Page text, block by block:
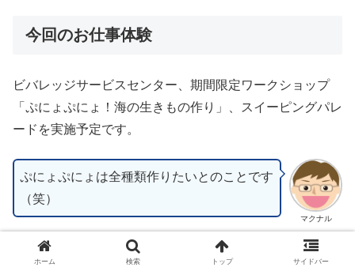
今回のお仕事体験
ビバレッジサービスセンター、期間限定ワークショップ
「ぷにょぷにょ！海の生きもの作り」、スイーピングパレ
ードを実施予定です。
マクナル
ぷにょぷにょは全種類作りたいとのことです
（笑）
今回のお仕事体験 ～上の子～
ホーム 検索 トップ サイドバー